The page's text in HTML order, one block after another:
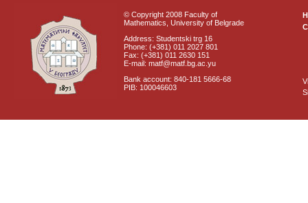
© Copyright 2008 Faculty of
Mathematics, University of Belgrade
Address: Studentski trg 16
Phone: (+381) 011 2027 801
Fax: (+381) 011 2630 151
E-mail: matf@matf.bg.ac.yu
Bank account: 840-181 5666-68
PIB: 100046603